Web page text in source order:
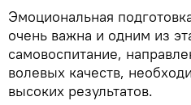
Эмоциональная
очень важна и одним из
самовоспитание,
волевых качеств,
высоких результатов.